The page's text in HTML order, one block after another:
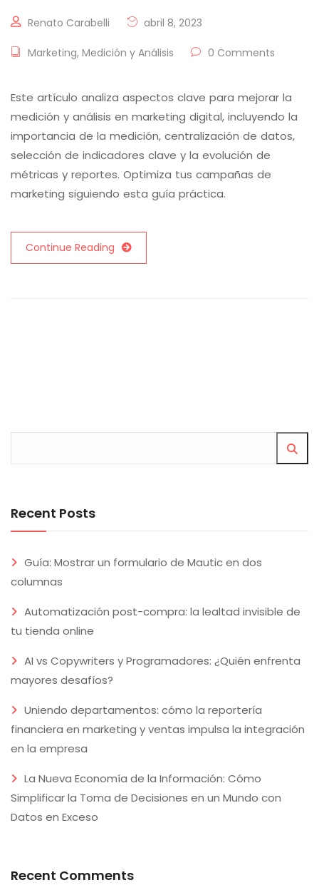
Renato Carabelli abril 8, 2023
Marketing, Medición y Análisis 0 Comments
Este artículo analiza aspectos clave para mejorar la
medición y análisis en marketing digital, incluyendo la
importancia de la medición, centralización de datos,
selección de indicadores clave y la evolución de
métricas y reportes. Optimiza tus campañas de
marketing siguiendo esta guía práctica.
Continue Reading
Recent Posts
Guía: Mostrar un formulario de Mautic en dos
columnas
Automatización post-compra: la lealtad invisible de
tu tienda online
AI vs Copywriters y Programadores: ¿Quién enfrenta
mayores desafíos?
Uniendo departamentos: cómo la reportería
financiera en marketing y ventas impulsa la integración
en la empresa
La Nueva Economía de la Información: Cómo
Simplificar la Toma de Decisiones en un Mundo con
Datos en Exceso
Recent Comments